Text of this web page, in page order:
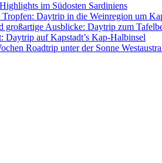
im Südosten Sardiniens
Daytrip in die Weinregion um
großartige Ausblicke: Daytrip zum
Daytrip auf Kapstadt’s Kap-Halbinsel
Roadtrip unter der Sonne